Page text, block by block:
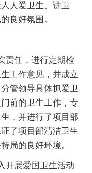
人爱卫生、讲卫
良好氛围。
责任，进行定期检
工作意见，并成立
管领导具体抓爱卫
前的卫生工作，专
，并进行了项目部
了项目部清洁卫生
局的良好环境。
开展爱国卫生活动